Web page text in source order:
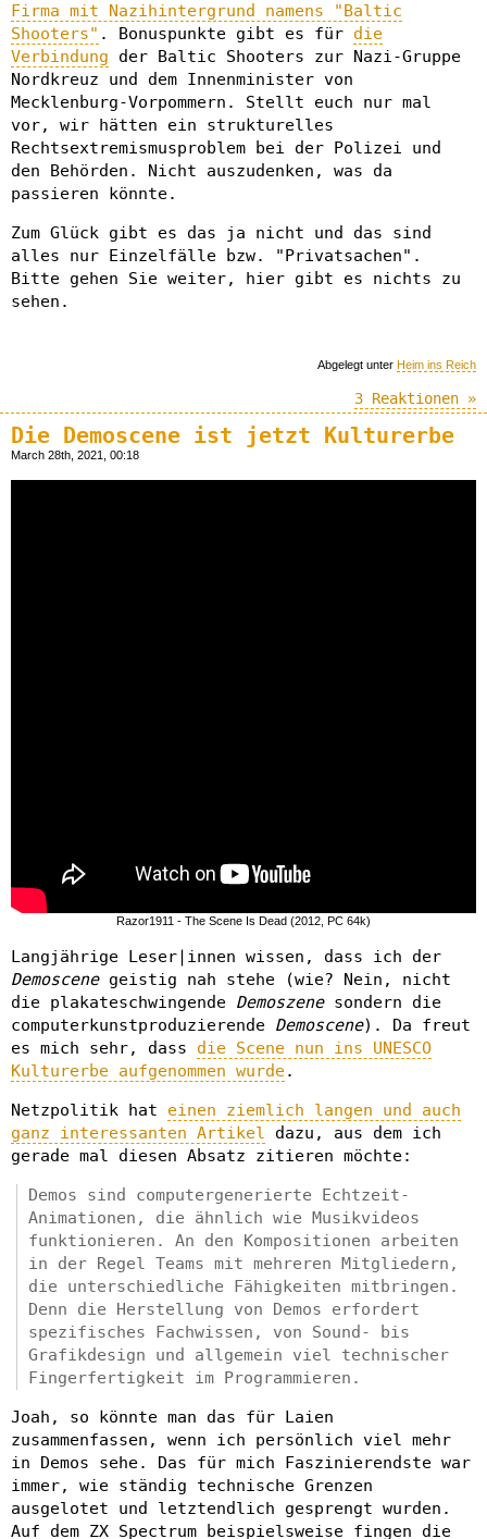
Firma mit Nazihintergrund namens "Baltic
Shooters" . Bonuspunkte gibt es für die
Verbindung der Baltic Shooters zur Nazi-Gruppe
Nordkreuz und dem Innenminister von
Mecklenburg-Vorpommern. Stellt euch nur mal
vor, wir hätten ein strukturelles
Rechtsextremismusproblem bei der Polizei und
den Behörden. Nicht auszudenken, was da
passieren könnte.
Zum Glück gibt es das ja nicht und das sind
alles nur Einzelfälle bzw. "Privatsachen".
Bitte gehen Sie weiter, hier gibt es nichts zu
sehen.
Abgelegt unter Heim ins Reich
3 Reaktionen »
Die Demoscene ist jetzt Kulturerbe
March 28th, 2021, 00:18
Razor1911 - The Scene Is Dead (2012, PC 64k)
Langjährige Leser|innen wissen, dass ich der
Demoscenegeistig nah stehe (wie? Nein, nicht
die plakateschwingende Demoszenesondern die
computerkunstproduzierende Demoscene). Da freut
es mich sehr, dass die Scene nun ins UNESCO
Kulturerbe aufgenommen wurde.
Netzpolitik hat einen ziemlich langen und auch
ganz interessanten Artikel dazu, aus dem ich
gerade mal diesen Absatz zitieren möchte:
Demos sind computergenerierte Echtzeit-
Animationen, die ähnlich wie Musikvideos
funktionieren. An den Kompositionen arbeiten
in der Regel Teams mit mehreren Mitgliedern,
die unterschiedliche Fähigkeiten mitbringen.
Denn die Herstellung von Demos erfordert
spezifisches Fachwissen, von Sound- bis
Grafikdesign und allgemein viel technischer
Fingerfertigkeit im Programmieren.
Joah, so könnte man das für Laien
zusammenfassen, wenn ich persönlich viel mehr
in Demos sehe. Das für mich Faszinierendste war
immer, wie ständig technische Grenzen
ausgelotet und letztendlich gesprengt wurden.
Auf dem ZX Spectrum beispielsweise fingen die